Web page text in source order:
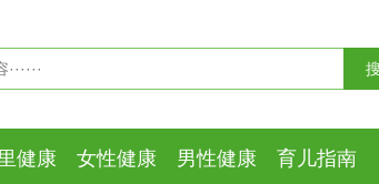
健康 女性健康 男性健康 育儿指南